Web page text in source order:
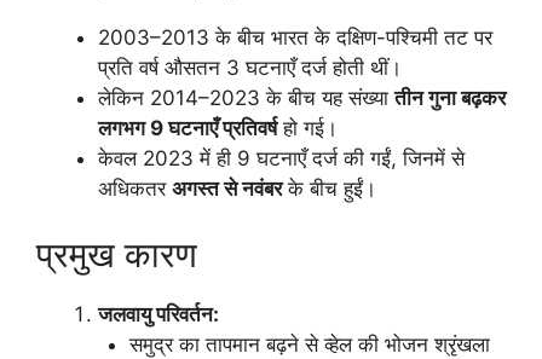
2003–2013 के बीच भारत के दक्षिण-पश्चिमी तट पर
प्रति वर्ष औसतन 3 घटनाएँ दर्ज होती थीं।
लेकिन 2014–2023 के बीच यह संख्यातीन गुना बढ़कर
लगभग 9 घटनाएँ प्रतिवर्षहो गई।
केवल 2023 में ही 9 घटनाएँ दर्ज की गईं, जिनमें से
अधिकतर अगस्त से नवंबरके बीच हुईं।
प्रमुख कारण
जलवायु परिवर्तन:
समुद्र का तापमान बढ़ने से व्हेल की भोजन श्रृंखला